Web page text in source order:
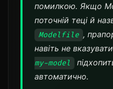
помилкою. Якщо
поточній теці й
Modelfile ,
навіть не
my-model
автоматично.